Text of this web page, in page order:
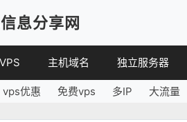
息分享网
VPS
优惠
主机域名
域名
独立服务器
vps优惠 免费vps 多IP 大流量